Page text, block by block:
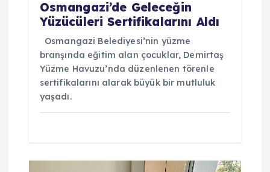
Osmangazi’de Geleceğin
Yüzücüleri Sertifikalarını Aldı
Osmangazi Belediyesi’nin yüzme
branşında eğitim alan çocuklar, Demirtaş
Yüzme Havuzu’nda düzenlenen törenle
sertifikalarını alarak büyük bir mutluluk
yaşadı.